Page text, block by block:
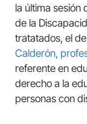
la última sesión
de la
tratatados, el
Calderón,
referente en
derecho a la
personas con